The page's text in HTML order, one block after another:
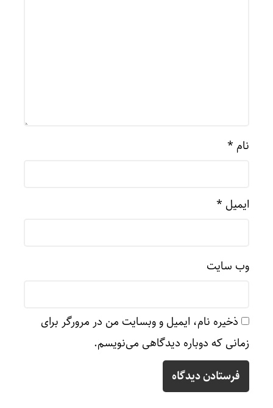
نام *
ایمیل *
وب‌ سایت
ذخیره نام، ایمیل و وبسایت من در مرورگر برای
زمانی که دوباره دیدگاهی می‌نویسم.